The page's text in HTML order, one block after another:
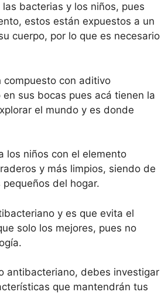
bacterias y los niños, pues
estos están expuestos a un
cuerpo, por lo que es necesario
con aditivo
sus bocas pues acá tienen la
el mundo y es donde
los niños con el elemento
y más limpios, siendo de
del hogar.
y es que evita el
solo los mejores, pues no
antibacteriano, debes investigar
que mantendrán tus